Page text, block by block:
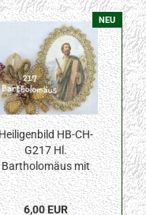
NEU
Heiligenbild HB-CH-
G217 Hl.
Bartholomäus mit
42x57mm
6,00 EUR